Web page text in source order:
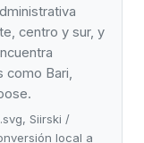
centro y sur, y
como Bari,
Siirski /
local a